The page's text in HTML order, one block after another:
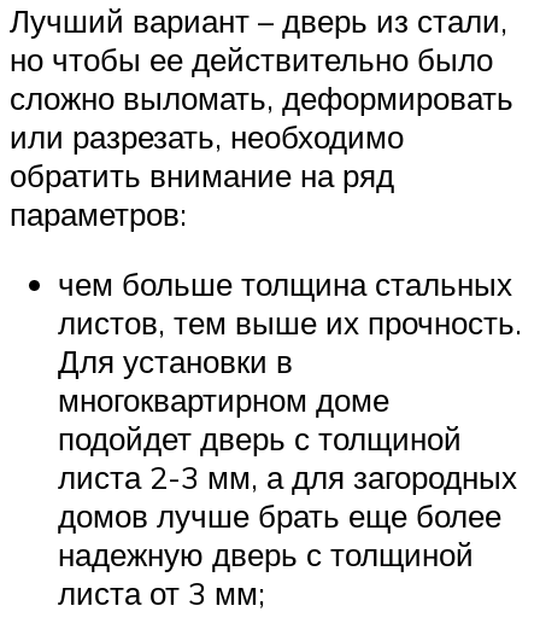
Лучший вариант – дверь из стали,
но чтобы ее действительно было
сложно выломать, деформировать
или разрезать, необходимо
обратить внимание на ряд
параметров:
чем больше толщина стальных
листов, тем выше их прочность.
Для установки в
многоквартирном доме
подойдет дверь с толщиной
листа 2-3 мм, а для загородных
домов лучше брать еще более
надежную дверь с толщиной
листа от 3 мм;